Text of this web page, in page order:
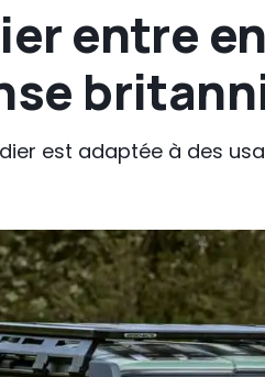
entre
est adaptée à des